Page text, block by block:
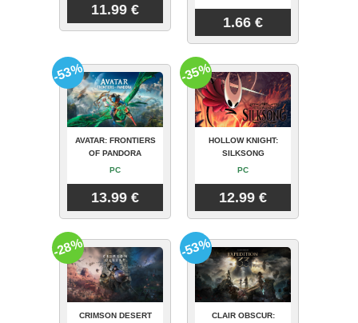
11.99 €
1.66 €
AVATAR: FRONTIERS
OF PANDORA
PC
13.99 €
-53%
HOLLOW KNIGHT:
SILKSONG
PC
12.99 €
-35%
CRIMSON DESERT
-28%
CLAIR OBSCUR:
-53%